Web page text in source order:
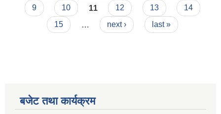
9
10 11 12 13
14
15
next › last »
बजेट तथा कार्यक्रम